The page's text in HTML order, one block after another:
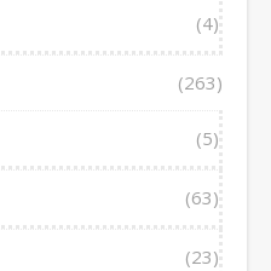
(4)
(263)
(5)
(63)
(23)